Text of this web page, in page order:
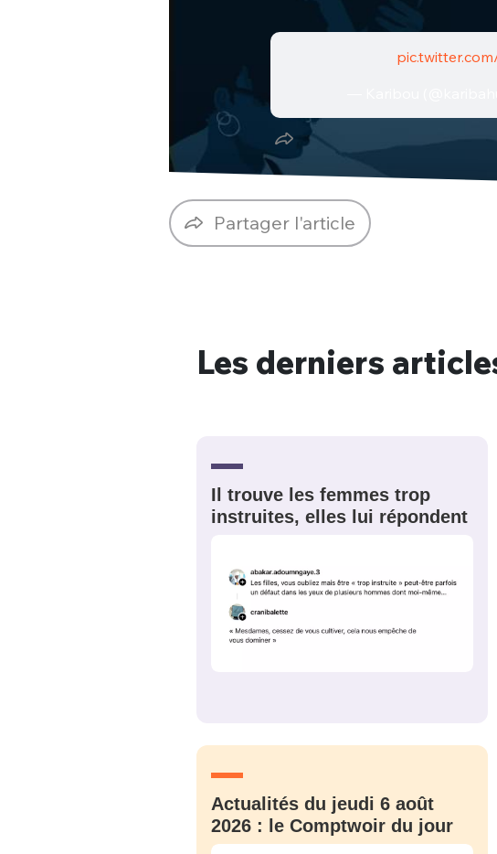
Partager l'article
Les derniers
Il trouve les femmes trop
instruites, elles lui répondent
Actualités du jeudi 6 août
2026 : le Comptwoir du jour
EMAIL *
Que souhaitez-vous
Quelques